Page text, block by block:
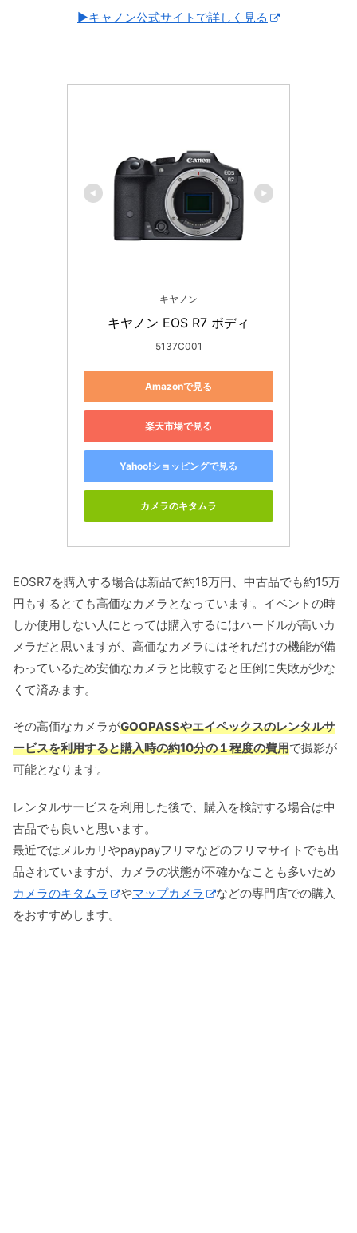
▶キャノン公式サイトで詳しく見る
キヤノン
キヤノン EOS R7 ボディ
5137C001
Amazonで見る
楽天市場で見る
Yahoo!ショッピングで見る
カメラのキタムラ
EOSR7を購入する場合は新品で約18万円、中古品でも約15万
円もするとても高価なカメラとなっています。イベントの時
しか使用しない人にとっては購入するにはハードルが高いカ
メラだと思いますが、高価なカメラにはそれだけの機能が備
わっているため安価なカメラと比較すると圧倒に失敗が少な
くて済みます。
その高価なカメラがGOOPASSやエイペックスのレンタルサ
ービスを利用すると購入時の約10分の１程度の費用で撮影が
可能となります。
レンタルサービスを利用した後で、購入を検討する場合は中
古品でも良いと思います。
最近ではメルカリやpaypayフリマなどのフリマサイトでも出
品されていますが、カメラの状態が不確かなことも多いため
カメラのキタムラ
やマップカメラ
などの専門店での購入
をおすすめします。